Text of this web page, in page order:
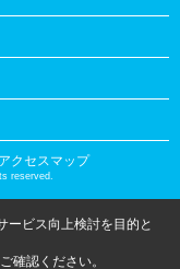
アクセスマップ
reserved.
ービス向上検討を目的と
確認ください。